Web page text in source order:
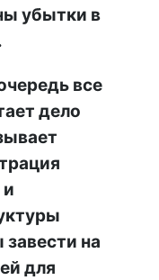
убытки в
все
дело
на
для